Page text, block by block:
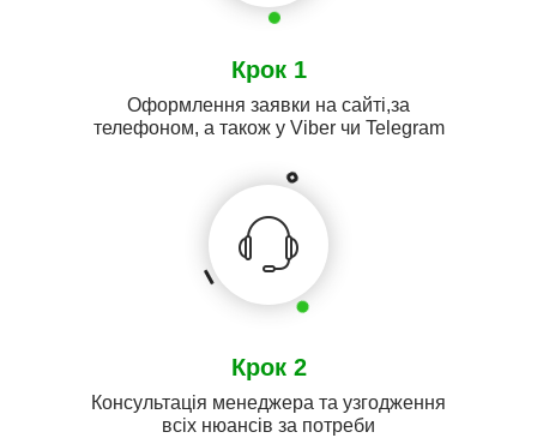
Крок 1
Оформлення заявки на сайті,за
телефоном, а також у Viber чи Telegram
Крок 2
Консультація менеджера та узгодження
всіх нюансів за потреби